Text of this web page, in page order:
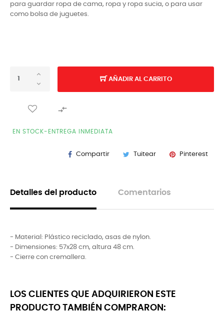
para guardar ropa de cama, ropa y ropa sucia, o para usar
como bolsa de juguetes.
AÑADIR AL CARRITO

EN STOCK-ENTREGA INMEDIATA
Compartir Tuitear Pinterest
Detalles del producto Comentarios
- Material: Plástico reciclado, asas de nylon.
- Dimensiones: 57x28 cm, altura 48 cm.
- Cierre con cremallera.
LOS CLIENTES QUE ADQUIRIERON ESTE
PRODUCTO TAMBIÉN COMPRARON: